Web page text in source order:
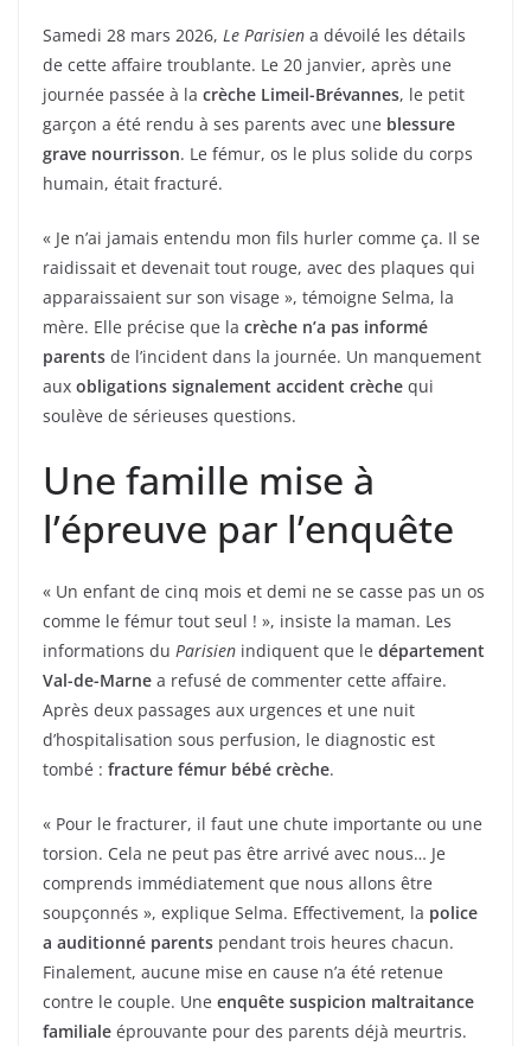
Samedi 28 mars 2026, Le Parisien a dévoilé les détails
de cette affaire troublante. Le 20 janvier, après une
journée passée à la crèche Limeil-Brévannes, le petit
garçon a été rendu à ses parents avec une blessure
grave nourrisson. Le fémur, os le plus solide du corps
humain, était fracturé.
« Je n’ai jamais entendu mon fils hurler comme ça. Il se
raidissait et devenait tout rouge, avec des plaques qui
apparaissaient sur son visage », témoigne Selma, la
mère. Elle précise que la crèche n’a pas informé
parents de l’incident dans la journée. Un manquement
aux obligations signalement accident crèche qui
soulève de sérieuses questions.
Une famille mise à
l’épreuve par l’enquête
« Un enfant de cinq mois et demi ne se casse pas un os
comme le fémur tout seul ! », insiste la maman. Les
informations du Parisien indiquent que le département
Val-de-Marne a refusé de commenter cette affaire.
Après deux passages aux urgences et une nuit
d’hospitalisation sous perfusion, le diagnostic est
tombé : fracture fémur bébé crèche.
« Pour le fracturer, il faut une chute importante ou une
torsion. Cela ne peut pas être arrivé avec nous… Je
comprends immédiatement que nous allons être
soupçonnés », explique Selma. Effectivement, la police
a auditionné parents pendant trois heures chacun.
Finalement, aucune mise en cause n’a été retenue
contre le couple. Une enquête suspicion maltraitance
familiale éprouvante pour des parents déjà meurtris.